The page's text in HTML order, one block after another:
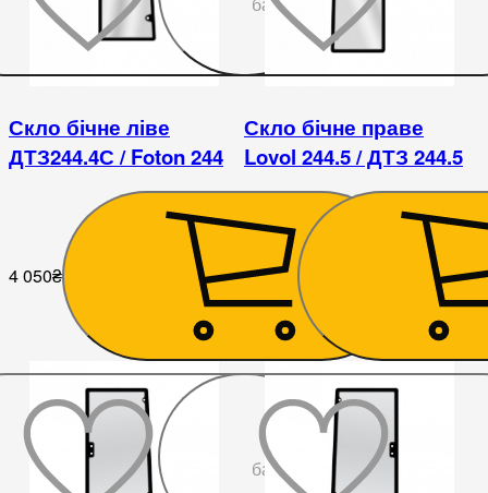
бажаного
Скло бічне ліве
ДТЗ244.4С / Foton 244
4 050₴
Скло бічне праве
Lovol 244.5 / ДТЗ 244.5
4 050₴
бажаного